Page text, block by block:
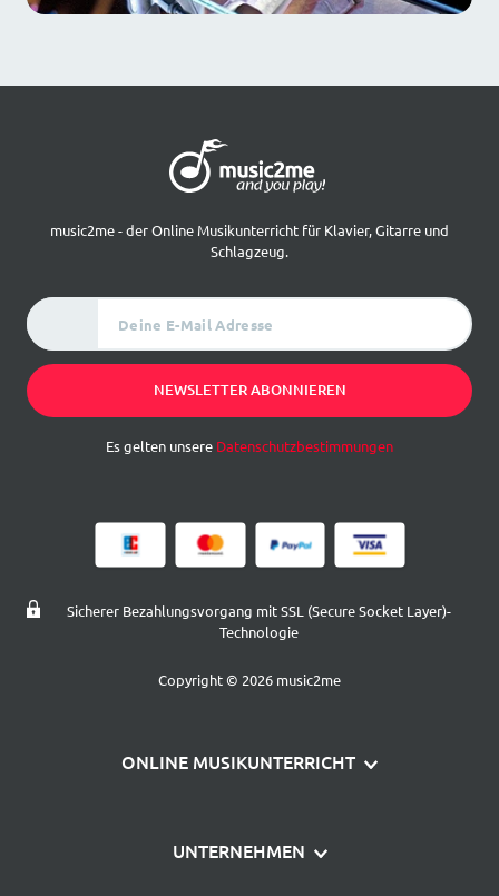
music2me - der Online Musikunterricht für Klavier, Gitarre und
Schlagzeug.
Deine E-Mail Adresse
NEWSLETTER ABONNIEREN
Es gelten unsere Datenschutzbestimmungen
Sicherer Bezahlungsvorgang mit SSL (Secure Socket Layer)-
Technologie
Copyright © 2026 music2me
ONLINE MUSIKUNTERRICHT
Gitarre lernen
UNTERNEHMEN